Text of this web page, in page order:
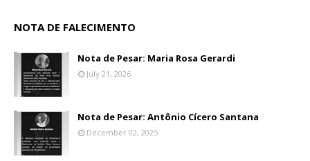
NOTA DE FALECIMENTO
Nota de Pesar: Maria Rosa Gerardi
July 21, 2026
Nota de Pesar: Antônio Cícero Santana
December 02, 2025